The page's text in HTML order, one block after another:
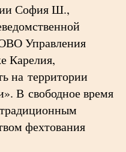
София Ш.,
Управления
Карелия,
на территории
В свободное время
фехтования